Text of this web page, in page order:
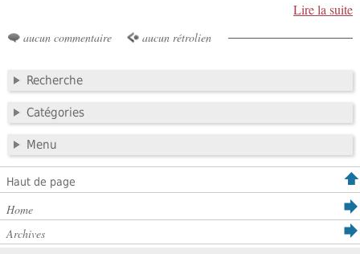
Lire la suite
aucun commentaire aucun rétrolien
Recherche
Catégories
Menu
Haut de page
Home
Archives